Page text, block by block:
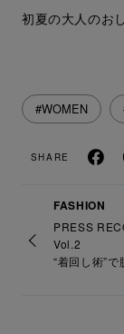
初夏の大人のお
#WOMEN
SHARE
FASHION
PRESS
Vol.2
“着回し術”で